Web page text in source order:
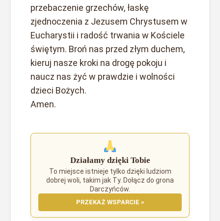
przebaczenie grzechów, łaskę
zjednoczenia z Jezusem Chrystusem w
Eucharystii i radość trwania w Kościele
świętym. Broń nas przed złym duchem,
kieruj nasze kroki na drogę pokoju i
naucz nas żyć w prawdzie i wolności
dzieci Bożych.
Amen.
Działamy dzięki Tobie
To miejsce istnieje tylko dzięki ludziom
dobrej woli, takim jak Ty. Dołącz do grona
Darczyńców.
PRZEKAŻ WSPARCIE »